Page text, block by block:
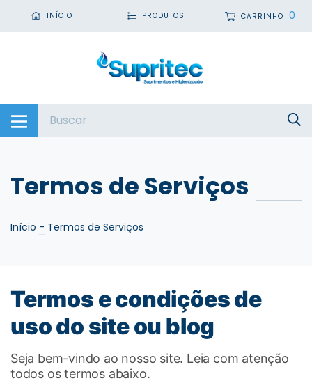
INÍCIO PRODUTOS CARRINHO 0
Termos de Serviços
Início - Termos de Serviços
Termos e condições de
uso do site ou blog
Seja bem-vindo ao nosso site. Leia com atenção
todos os termos abaixo.